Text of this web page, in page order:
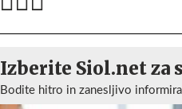
Izberite Siol.net za
Bodite hitro in zanesljivo